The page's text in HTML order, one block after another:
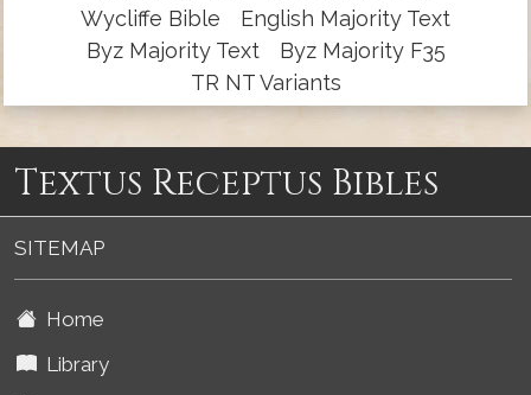
Wycliffe Bible
English Majority Text
Byz Majority Text
Byz Majority F35
TR NT Variants
Textus Receptus Bibles
SITEMAP
Home
Library